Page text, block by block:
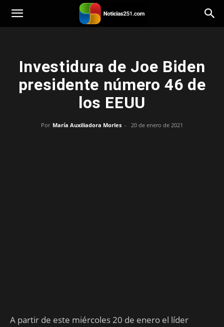
Noticias251
Investidura de Joe Biden
presidente número 46 de
los EEUU
Por María Auxiliadora Morles - 20 de enero de 2021
A partir de este miércoles 20 de enero el líder